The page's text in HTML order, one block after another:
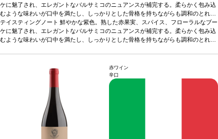
ケに魅了され、エレガントなバルサミコのニュアンスが補完する。柔らかく包み込
むような味わいが口中を満たし、しっかりとした骨格を持ちながらも調和のとれた
タンニンと、時を経て素晴らしく展開する証しを感じ、長く愉しめる余韻が残る。
合う料理赤肉、ジビエ、熟成チーズなどと好相性葡萄品種サンジョヴェーゼ、カ
ベルネ・ソーヴィニヨン、シラー*本ヴィンテージが在庫切れの場合、在庫があり
テイスティングノート 鮮やかな紫色。熟した赤果実、スパイス、フローラルなブー
ケに魅了され、エレガントなバルサミコのニュアンスが補完する。柔らかく包み込
むような味わいが口中を満たし、しっかりとした骨格を持ちながらも調和のとれた
*本ヴィンテージが在庫切れの場合、在庫があり
価格が同様の場合は自動的に次のヴィンテージに変更されます、ご了承ください。
赤ワイン
辛口